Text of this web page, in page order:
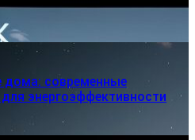
дома: современные
энергоэффективности